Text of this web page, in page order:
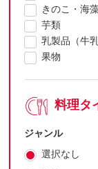
きのこ・海
芋類
乳製品（牛
果物
料理タ
ジャンル
選択なし